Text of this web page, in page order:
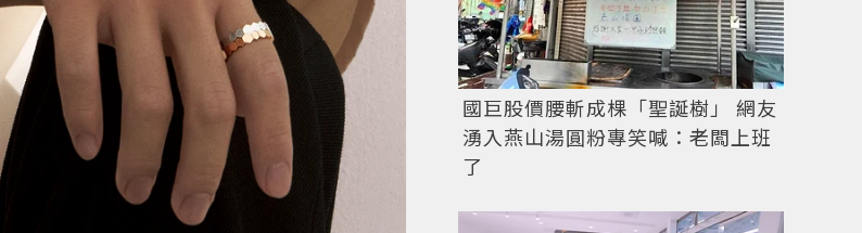
國巨股價腰斬成棵「聖誕樹」 網友
湧入燕山湯圓粉專笑喊：老闆上班
了